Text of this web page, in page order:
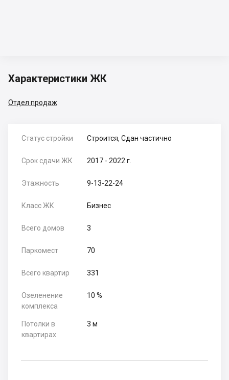
Характеристики ЖК
Отдел продаж
Статус стройки Строится, Сдан частично
Срок сдачи ЖК 2017 - 2022 г.
Этажность 9-13-22-24
Класс ЖК Бизнес
Всего домов 3
Паркомест 70
Всего квартир 331
Озеленение
комплекса
10 %
Потолки в
квартирах
3 м